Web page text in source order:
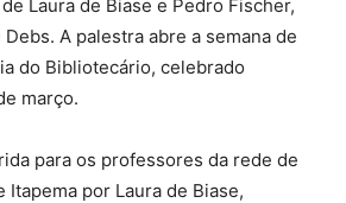
Laura de Biase e Pedro Fischer,
A palestra abre a semana de
do Bibliotecário, celebrado
março.
para os professores da rede de
Itapema por Laura de Biase,